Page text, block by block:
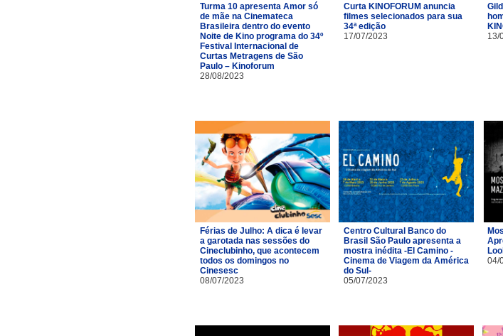
Turma 10 apresenta Amor só
de mãe na Cinemateca
Brasileira dentro do evento
Noite de Kino programa do 34º
Festival Internacional de
Curtas Metragens de São
Paulo – Kinoforum
28/08/2023
Curta KINOFORUM anuncia
filmes selecionados para sua
34ª edição
17/07/2023
13/
Férias de Julho: A dica é levar
a garotada nas sessões do
Cineclubinho, que acontecem
todos os domingos no
Cinesesc
08/07/2023
Centro Cultural Banco do
Brasil São Paulo apresenta a
mostra inédita -El Camino -
Cinema de Viagem da América
do Sul-
05/07/2023
04/